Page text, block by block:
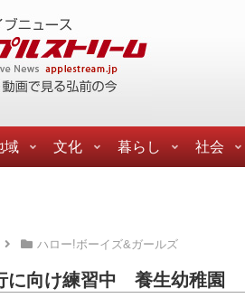
域 文化 暮らし 社会
ハロー!ボーイズ&ガールズ
に向け練習中 養生幼稚園